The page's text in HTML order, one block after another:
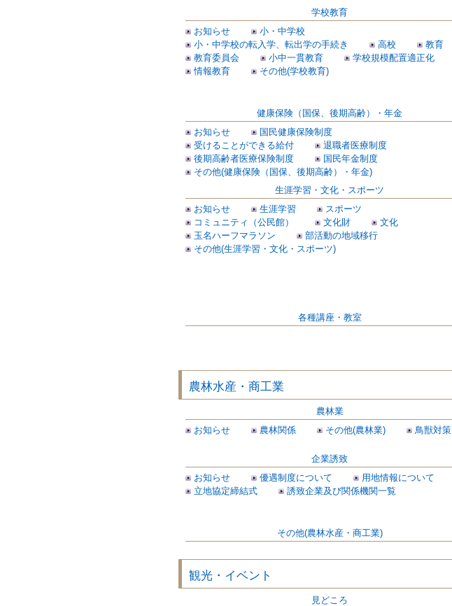
学校教育
お知らせ
小・中学校
小・中学校の転入学、転出学の手続き
高校
教育
教育委員会
小中一貫教育
学校規模配置適正化
情報教育
その他(学校教育)
健康保険（国保、後期高齢）・年金
お知らせ
国民健康保険制度
受けることができる給付
退職者医療制度
後期高齢者医療保険制度
国民年金制度
その他(健康保険（国保、後期高齢）・年金)
生涯学習・文化・スポーツ
お知らせ
生涯学習
スポーツ
コミュニティ（公民館）
文化財
文化
玉名ハーフマラソン
部活動の地域移行
その他(生涯学習・文化・スポーツ)
各種講座・教室
農林水産・商工業
農林業
お知らせ
農林関係 その他(農林業) 鳥獣対策
企業誘致
お知らせ
優遇制度について
用地情報について
立地協定締結式
誘致企業及び関係機関一覧
その他(農林水産・商工業)
観光・イベント
見どころ